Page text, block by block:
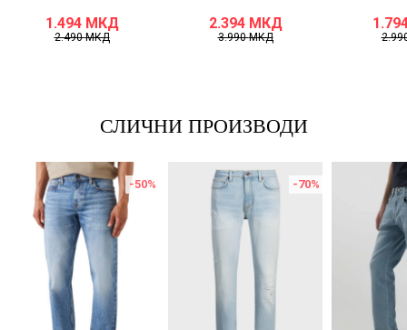
1.494 МКД
2.490МКД
2.394 МКД
3.990МКД
СЛИЧНИ ПРОИЗВОДИ
-50% -70%